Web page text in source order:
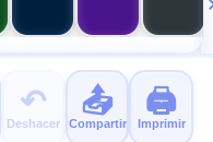
↶
Deshacer
📤
Compartir
🖨️
Imprimir